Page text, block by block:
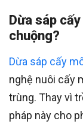
Dừa sáp
chuộng?
Dừa sáp cấy
nghệ nuôi cấy
trùng. Thay vì
pháp này cho